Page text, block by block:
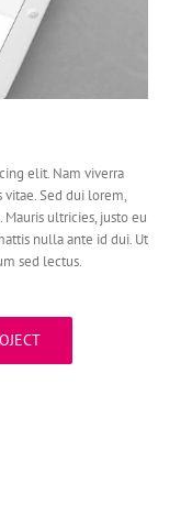
elit. Nam viverra
Sed dui lorem,
ultricies, justo eu
nulla ante id dui. Ut
sed lectus.